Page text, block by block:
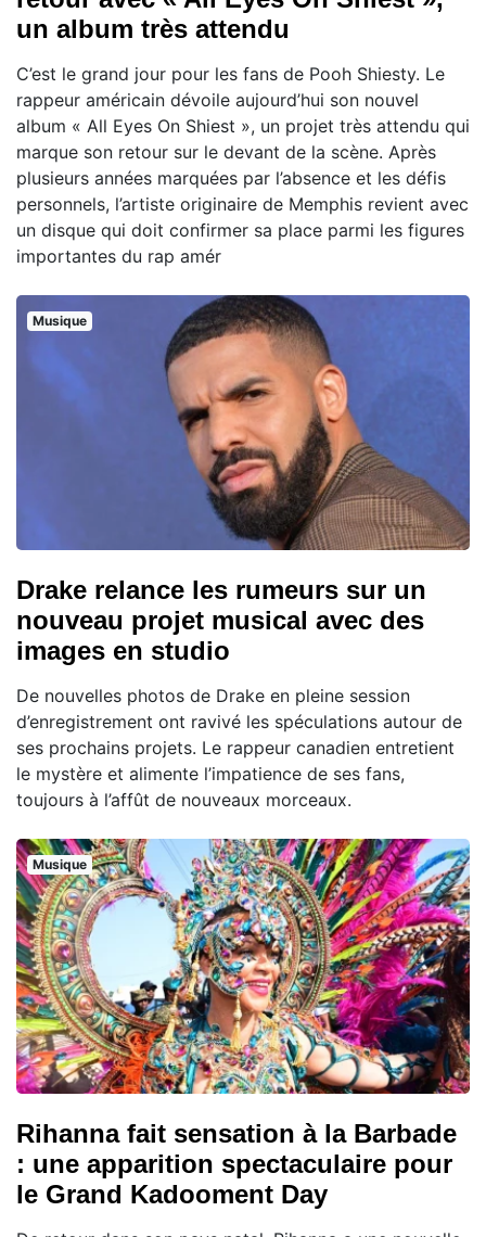
un album très attendu
C’est le grand jour pour les fans de Pooh Shiesty. Le
rappeur américain dévoile aujourd’hui son nouvel
album « All Eyes On Shiest », un projet très attendu qui
marque son retour sur le devant de la scène. Après
plusieurs années marquées par l’absence et les défis
personnels, l’artiste originaire de Memphis revient avec
un disque qui doit confirmer sa place parmi les figures
importantes du rap amér
Musique
Drake relance les rumeurs sur un
nouveau projet musical avec des
images en studio
De nouvelles photos de Drake en pleine session
d’enregistrement ont ravivé les spéculations autour de
ses prochains projets. Le rappeur canadien entretient
le mystère et alimente l’impatience de ses fans,
toujours à l’affût de nouveaux morceaux.
Musique
Rihanna fait sensation à la Barbade
: une apparition spectaculaire pour
le Grand Kadooment Day